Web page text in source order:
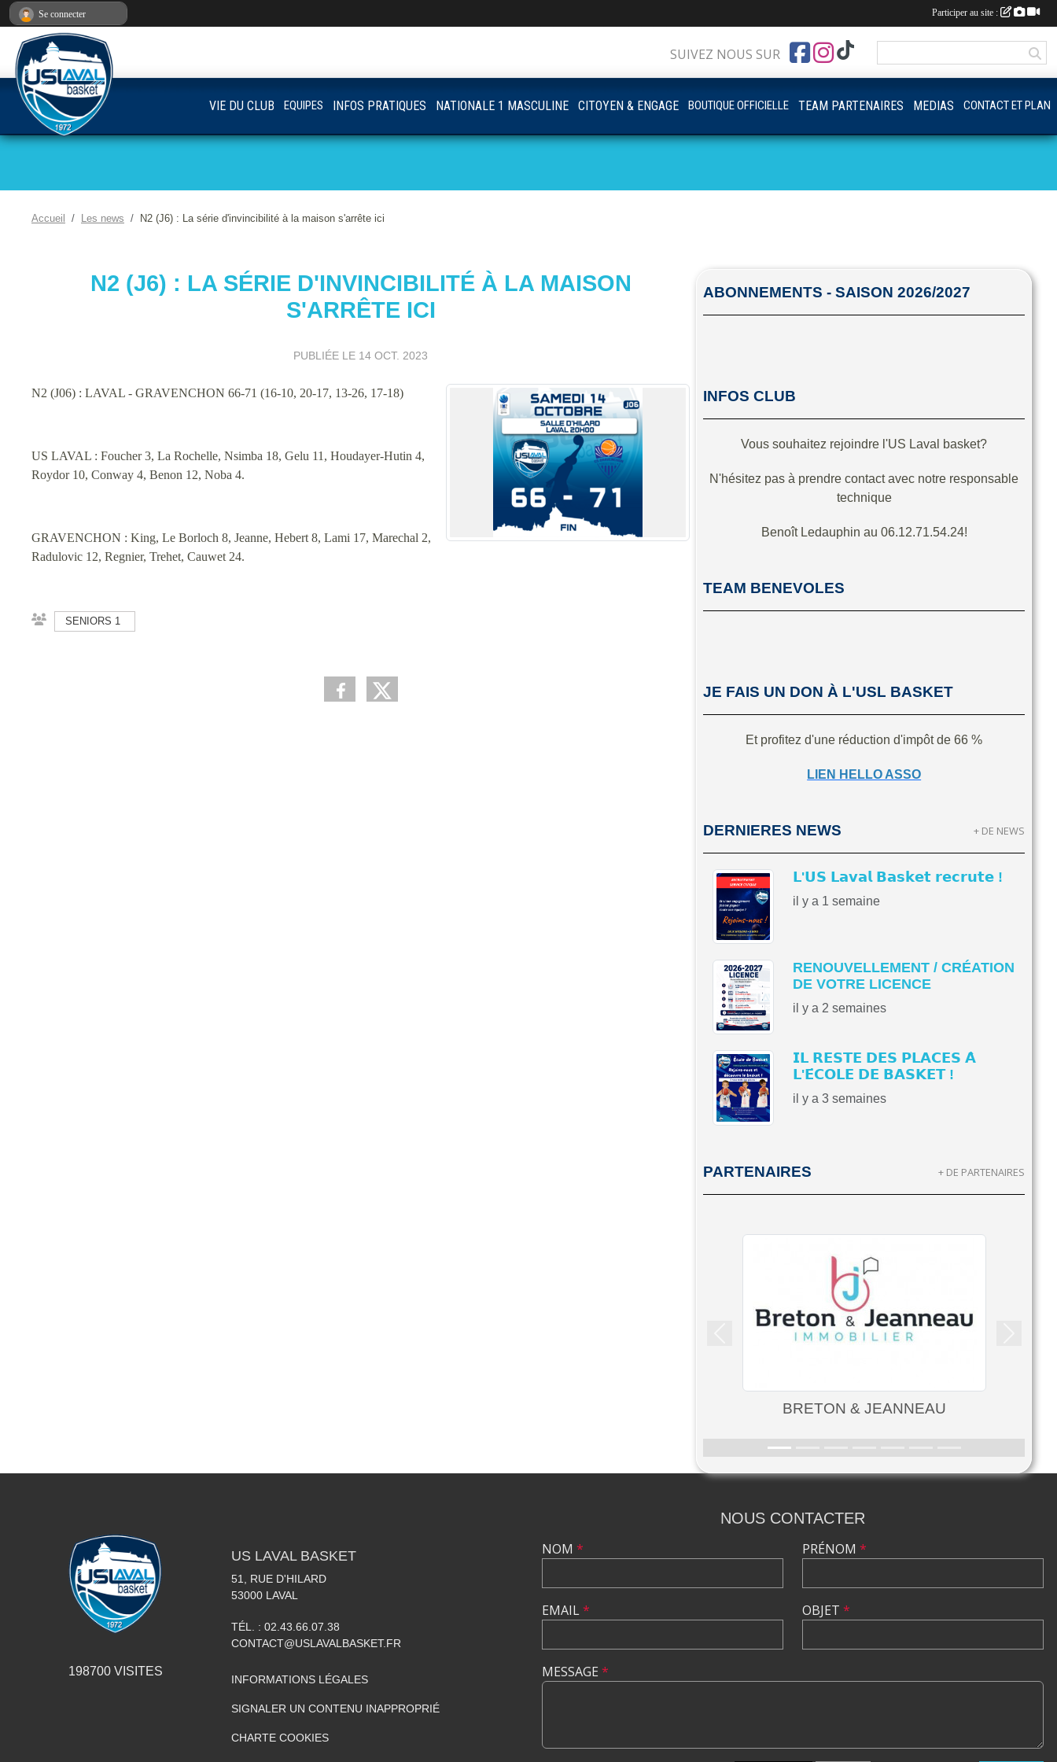
Accueil Les news N2 (J6) : La série d'invincibilité à la maison s'arrête ici
N2 (J6) : LA SÉRIE D'INVINCIBILITÉ À LA MAISON
S'ARRÊTE ICI
PUBLIÉE LE 14 OCT. 2023
N2 (J06) : LAVAL - GRAVENCHON 66-71 (16-10, 20-17, 13-26, 17-18)
US LAVAL : Foucher 3, La Rochelle, Nsimba 18, Gelu 11, Houdayer-Hutin 4,
Roydor 10, Conway 4, Benon 12, Noba 4.
GRAVENCHON : King, Le Borloch 8, Jeanne, Hebert 8, Lami 17, Marechal 2,
Radulovic 12, Regnier, Trehet, Cauwet 24.
SENIORS 1
ABONNEMENTS - SAISON 2026/2027
INFOS CLUB
Vous souhaitez rejoindre l'US Laval basket?
N'hésitez pas à prendre contact avec notre responsable
technique
Benoît Ledauphin au 06.12.71.54.24!
TEAM BENEVOLES
JE FAIS UN DON À L'USL BASKET
Et profitez d'une réduction d'impôt de 66 %
LIEN HELLO ASSO
DERNIERES NEWS
𝗟'𝗨𝗦 𝗟𝗮𝘃𝗮𝗹 𝗕𝗮𝘀𝗸𝗲𝘁 𝗿𝗲𝗰𝗿𝘂𝘁𝗲 !
il y a 1 semaine
RENOUVELLEMENT / CRÉATION
DE VOTRE LICENCE
il y a 2 semaines
𝗜𝗟 𝗥𝗘𝗦𝗧𝗘 𝗗𝗘𝗦 𝗣𝗟𝗔𝗖𝗘𝗦 𝗔̀
𝗟'𝗘́𝗖𝗢𝗟𝗘 𝗗𝗘 𝗕𝗔𝗦𝗞𝗘𝗧 !
il y a 3 semaines
+ DE NEWS
PARTENAIRES
BRETON & JEANNEAU
+ DE PARTENAIRES
SUIVEZ NOUS SUR
VIE DU CLUB EQUIPES INFOS PRATIQUES NATIONALE 1 MASCULINE CITOYEN & ENGAGE BOUTIQUE OFFICIELLE TEAM PARTENAIRES MEDIAS CONTACT ET PLAN
198700 VISITES
US LAVAL BASKET
51, RUE D'HILARD
53000 LAVAL
TÉL. : 02.43.66.07.38
CONTACT@USLAVALBASKET.FR
INFORMATIONS LÉGALES
SIGNALER UN CONTENU INAPPROPRIÉ
CHARTE COOKIES
NOUS CONTACTER
NOM *
EMAIL*
PRÉNOM *
OBJET *
MESSAGE *
Se connecter Participer au site :
Panneau de gestion des cookies